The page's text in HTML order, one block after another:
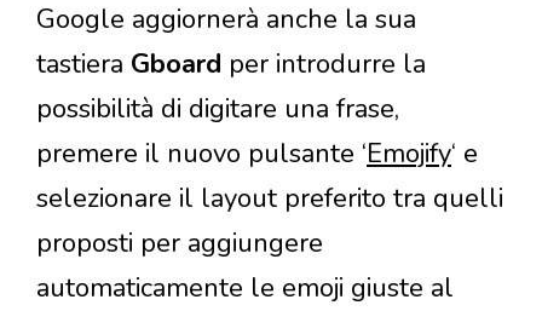
Google aggiornerà anche la sua
tastiera Gboard per introdurre la
possibilità di digitare una frase,
premere il nuovo pulsante ‘Emojify‘ e
selezionare il layout preferito tra quelli
proposti per aggiungere
automaticamente le emoji giuste al